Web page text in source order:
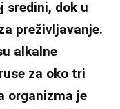
sredini, dok u
preživljavanje.
alkalne
za oko tri
organizma je